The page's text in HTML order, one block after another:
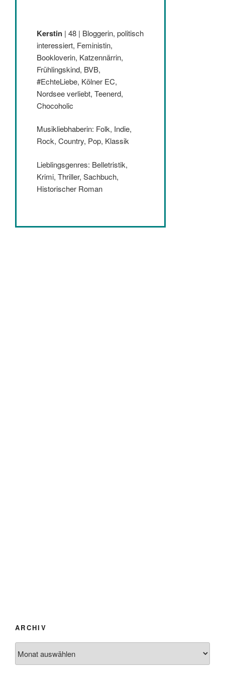
Kerstin | 48 | Bloggerin, politisch
interessiert, Feministin,
Bookloverin, Katzennärrin,
Frühlingskind, BVB,
#EchteLiebe, Kölner EC,
Nordsee verliebt, Teenerd,
Chocoholic
Musikliebhaberin: Folk, Indie,
Rock, Country, Pop, Klassik
Lieblingsgenres: Belletristik,
Krimi, Thriller, Sachbuch,
Historischer Roman
ARCHIV